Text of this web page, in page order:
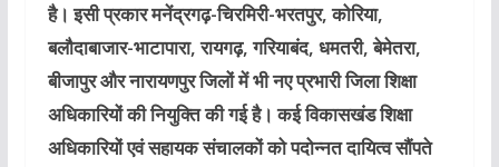
है। इसी प्रकार मनेंद्रगढ़-चिरमिरी-भरतपुर, कोरिया,
बलौदाबाजार-भाटापारा, रायगढ़, गरियाबंद, धमतरी, बेमेतरा,
बीजापुर और नारायणपुर जिलों में भी नए प्रभारी जिला शिक्षा
अधिकारियों की नियुक्ति की गई है। कई विकासखंड शिक्षा
अधिकारियों एवं सहायक संचालकों को पदोन्नत दायित्व सौंपते